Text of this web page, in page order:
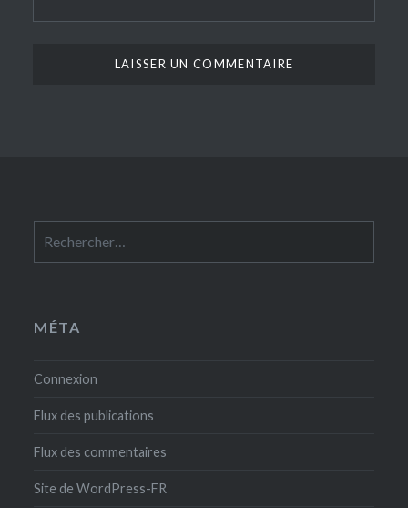
MÉTA
Connexion
Flux des publications
Flux des commentaires
Site de WordPress-FR